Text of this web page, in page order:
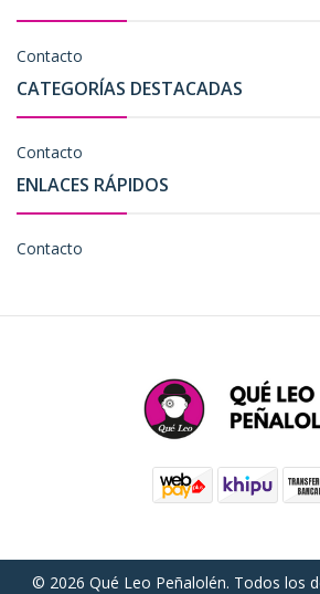
Contacto
CATEGORÍAS DESTACADAS
Contacto
ENLACES RÁPIDOS
Contacto
© 2026 Qué Leo Peñalolén. Todos los